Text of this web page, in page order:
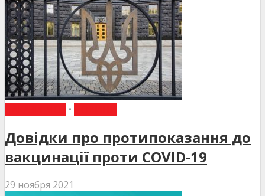
•
Довідки про протипоказання до
вакцинації проти COVID-19
29 ноября 2021